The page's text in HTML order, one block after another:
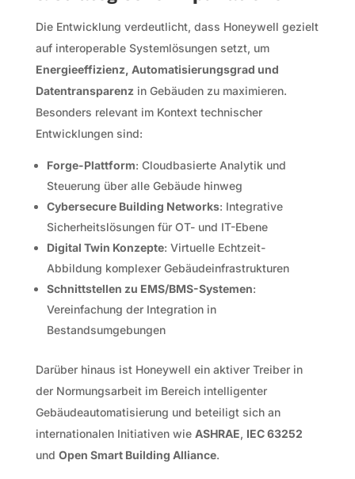
Die Entwicklung verdeutlicht, dass Honeywell gezielt
auf interoperable Systemlösungen setzt, um
Energieeffizienz, Automatisierungsgrad und
Datentransparenz in Gebäuden zu maximieren.
Besonders relevant im Kontext technischer
Entwicklungen sind:
Forge-Plattform: Cloudbasierte Analytik und
Steuerung über alle Gebäude hinweg
Cybersecure Building Networks: Integrative
Sicherheitslösungen für OT- und IT-Ebene
Digital Twin Konzepte: Virtuelle Echtzeit-
Abbildung komplexer Gebäudeinfrastrukturen
Schnittstellen zu EMS/BMS-Systemen:
Vereinfachung der Integration in
Bestandsumgebungen
Darüber hinaus ist Honeywell ein aktiver Treiber in
der Normungsarbeit im Bereich intelligenter
Gebäudeautomatisierung und beteiligt sich an
internationalen Initiativen wie ASHRAE, IEC 63252
und Open Smart Building Alliance.